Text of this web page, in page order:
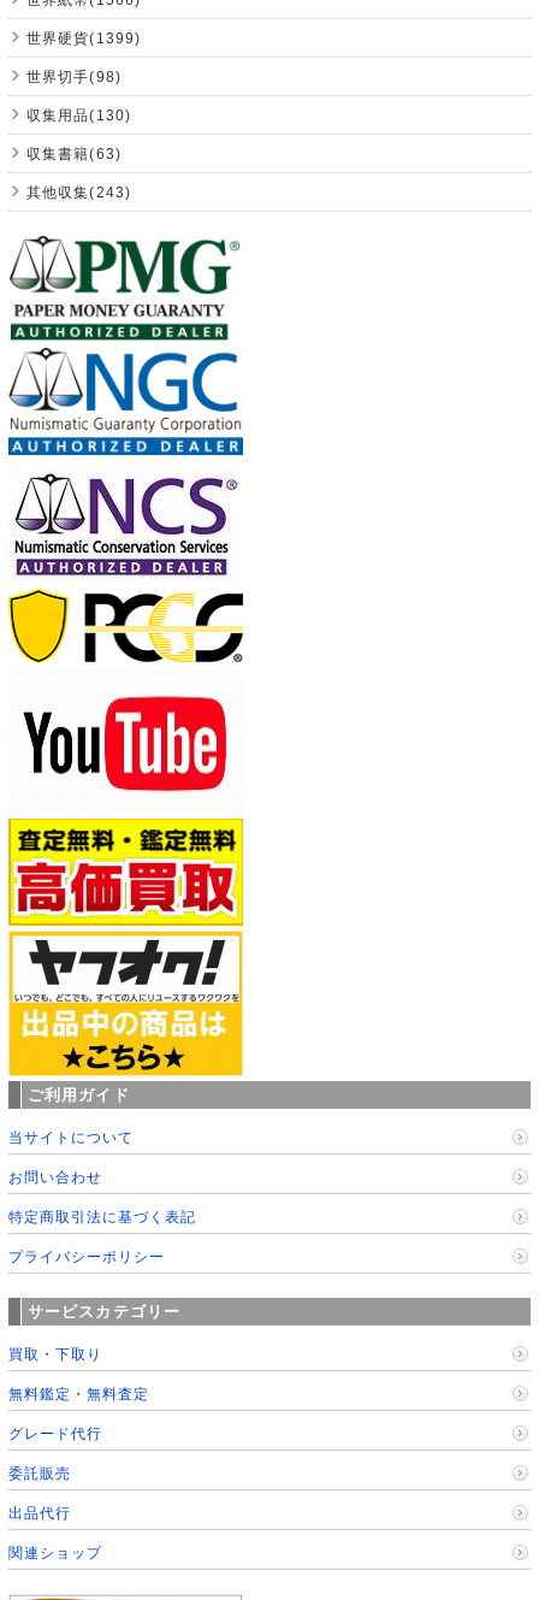
世界硬貨(1399)
世界切手(98)
収集用品(130)
収集書籍(63)
其他収集(243)
ご利用ガイド
当サイトについて
お問い合わせ
特定商取引法に基づく表記
プライバシーポリシー
サービスカテゴリー
買取・下取り
無料鑑定・無料査定
グレード代行
委託販売
出品代行
関連ショップ